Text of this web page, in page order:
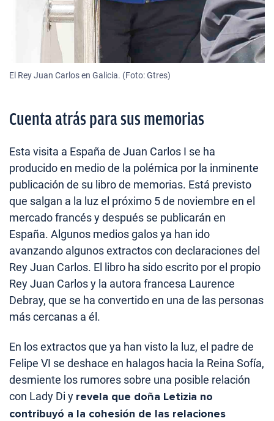
El Rey Juan Carlos en Galicia. (Foto: Gtres)
Cuenta atrás para sus memorias
Esta visita a España de Juan Carlos I se ha
producido en medio de la polémica por la inminente
publicación de su libro de memorias. Está previsto
que salgan a la luz el próximo 5 de noviembre en el
mercado francés y después se publicarán en
España. Algunos medios galos ya han ido
avanzando algunos extractos con declaraciones del
Rey Juan Carlos. El libro ha sido escrito por el propio
Rey Juan Carlos y la autora francesa Laurence
Debray, que se ha convertido en una de las personas
más cercanas a él.
En los extractos que ya han visto la luz, el padre de
Felipe VI se deshace en halagos hacia la Reina Sofía,
desmiente los rumores sobre una posible relación
con Lady Di y revela que doña Letizia no
contribuyó a la cohesión de las relaciones